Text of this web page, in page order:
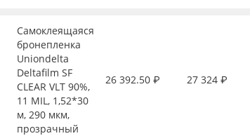
Самоклеящаяся
бронепленка
Uniondelta
Deltafilm SF
CLEAR VLT 90%,
11 MIL, 1,52*30
м, 290 мкм,
прозрачный
26 392.50 ₽ 27 324 ₽